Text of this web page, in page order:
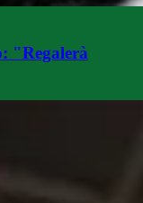
"Regalerà